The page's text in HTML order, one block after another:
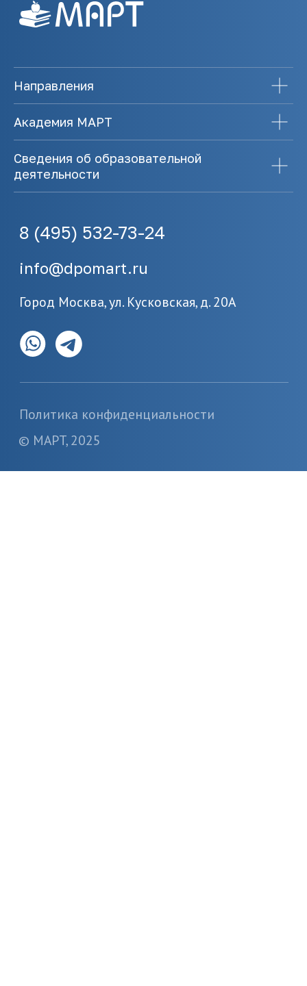
Направления
Академия МАРТ
Сведения об образовательной
деятельности